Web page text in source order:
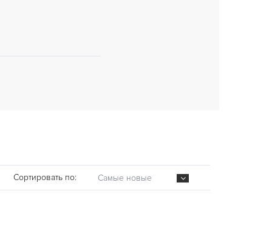
Сортировать по: Самые новые